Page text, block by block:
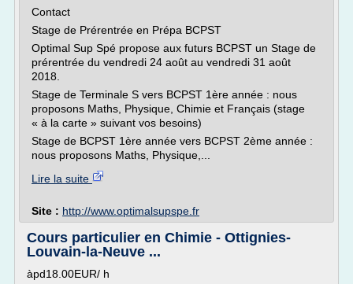
Contact
Stage de Prérentrée en Prépa BCPST
Optimal Sup Spé propose aux futurs BCPST un Stage de
prérentrée du vendredi 24 août au vendredi 31 août
2018.
Stage de Terminale S vers BCPST 1ère année : nous
proposons Maths, Physique, Chimie et Français (stage
« à la carte » suivant vos besoins)
Stage de BCPST 1ère année vers BCPST 2ème année :
nous proposons Maths, Physique,...
Lire la suite
Site : http://www.optimalsupspe.fr
Cours particulier en Chimie - Ottignies-
Louvain-la-Neuve ...
àpd18.00EUR/ h